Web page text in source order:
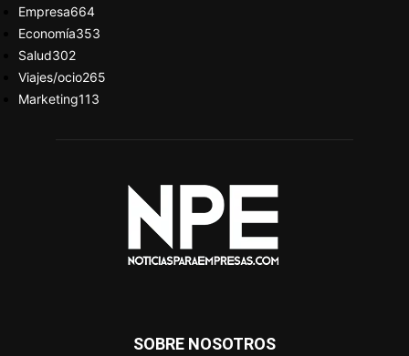
Empresa664
Economía353
Salud302
Viajes/ocio265
Marketing113
SOBRE NOSOTROS